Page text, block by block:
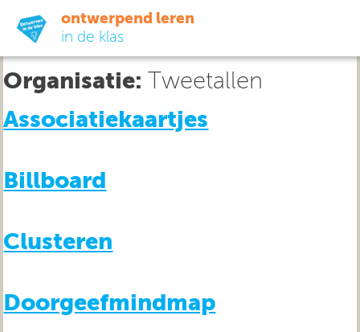
ontwerpend leren
in de klas
ready-to-go
do-it-yourself
didactiek
Organisatie: Tweetallen
Associatiekaartjes
Billboard
Clusteren
Doorgeefmindmap